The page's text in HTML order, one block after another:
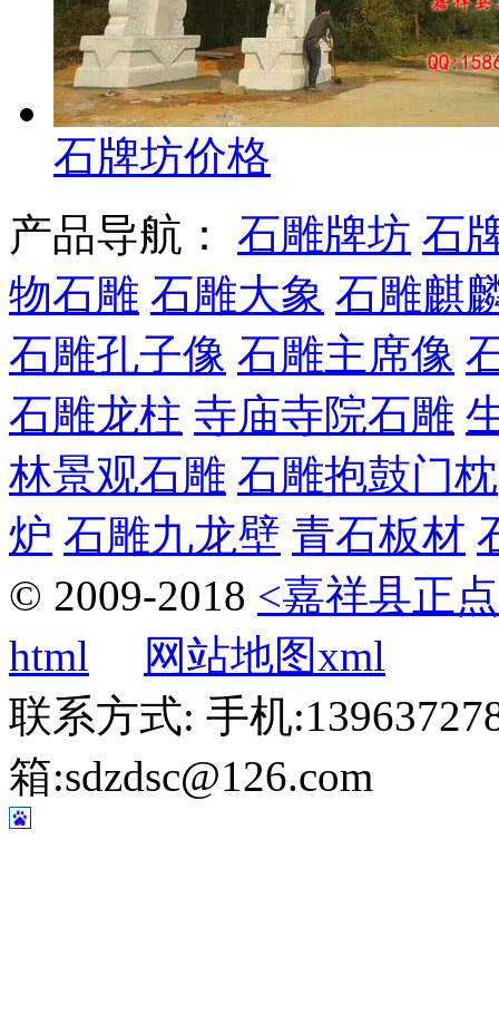
石牌坊价格
产品导航： 石雕牌坊 石
物石雕 石雕大象 石雕麒
石雕孔子像 石雕主席像
石雕龙柱 寺庙寺院石雕
林景观石雕 石雕抱鼓门枕
炉 石雕九龙壁 青石板材
© 2009-2018 <嘉祥县正
html
网站地图xml
联系方式: 手机
箱:sdzdsc@126.com